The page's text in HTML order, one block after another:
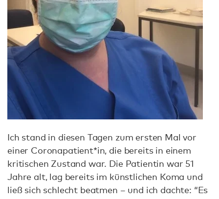
Ich stand in diesen Tagen zum ersten Mal vor
einer Coronapatient*in, die bereits in einem
kritischen Zustand war. Die Patientin war 51
Jahre alt, lag bereits im künstlichen Koma und
ließ sich schlecht beatmen – und ich dachte: “Es